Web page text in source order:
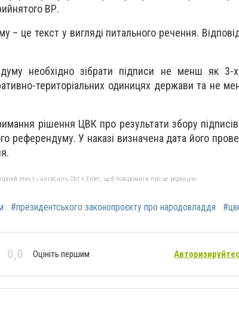
ВР.
– це текст у вигляді питального речення.
необхідно зібрати підписи не менш як 3-
територіальних одиницях держави та не
рішення ЦВК про результати збору
референдуму. У наказі визначена дата його
текст і натисніть Ctrl + Enter, щоб повідомити про це редакцію
#президентського законопроєкту про народовладдя
0,0 Оцініть першим